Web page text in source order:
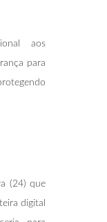
aos
para
(24) que
digital